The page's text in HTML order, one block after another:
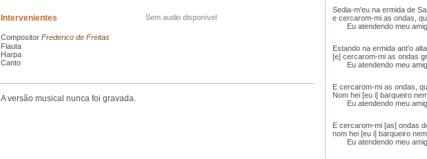
Intervenientes
Compositor Frederico de Freitas
Flauta
Harpa
Canto
Sem audio disponível
A versão musical nunca foi gravada.
Sedia-m'eu na ermida de
e cercarom-mi as ondas,
Eu atendendo meu
Estando na ermida ant'o
[e] cercarom-mi as ondas
Eu atendendo meu
E cercarom-mi as ondas,
Nom hei [eu i] barqueiro
Eu atendendo meu
E cercarom-mi [as] ondas
nom hei [eu i] barqueiro
Eu atendendo meu